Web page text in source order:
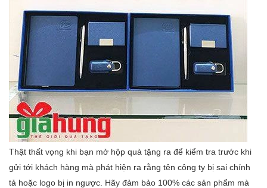
Thật thất vọng khi bạn mở hộp quà tặng ra để kiểm tra trước khi
gửi tới khách hàng mà phát hiện ra rằng tên công ty bị sai chính
tả hoặc logo bị in ngược. Hãy đảm bảo 100% các sản phẩm mà